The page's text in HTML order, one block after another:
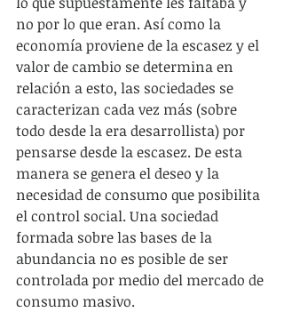
no por lo que eran. Así como la
economía proviene de la escasez y el
valor de cambio se determina en
relación a esto, las sociedades se
caracterizan cada vez más (sobre
todo desde la era desarrollista) por
pensarse desde la escasez. De esta
manera se genera el deseo y la
necesidad de consumo que posibilita
el control social. Una sociedad
formada sobre las bases de la
abundancia no es posible de ser
controlada por medio del mercado de
consumo masivo.